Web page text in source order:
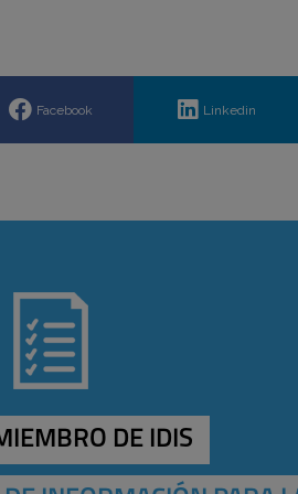
Facebook Linkedin
DE IDIS